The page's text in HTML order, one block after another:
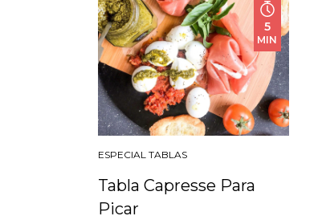
5
MIN
ESPECIAL TABLAS
Tabla Capresse Para
Picar